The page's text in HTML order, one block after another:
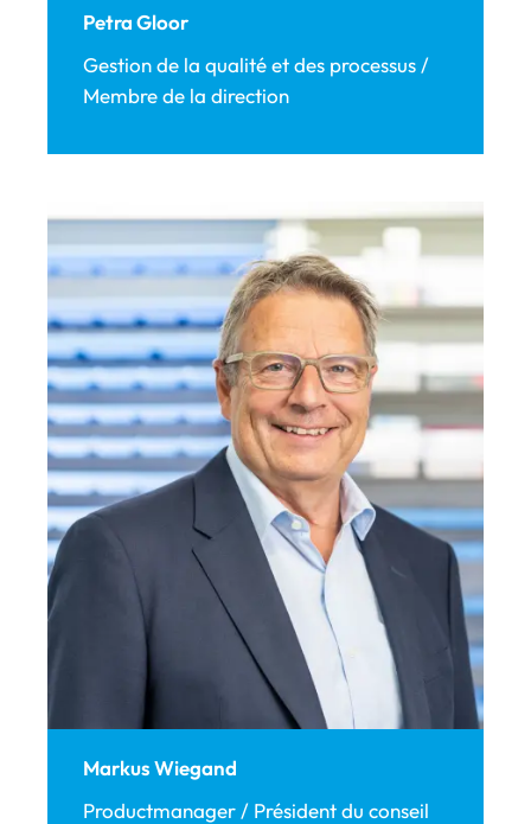
Petra Gloor
Gestion de la qualité et des processus /
Membre de la direction
Markus Wiegand
Productmanager / Président du conseil